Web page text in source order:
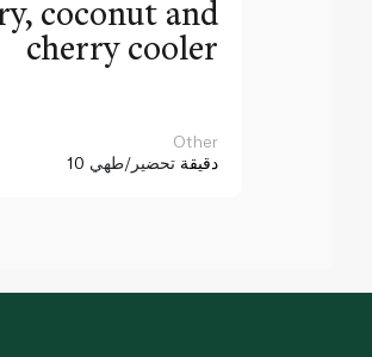
coconut and
cherry cooler
Other
10 دقيقة تحضير/طهي